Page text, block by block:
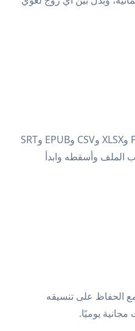
حمّل ملفات PDF وDOCX وPPTX وXLSX وCSV وEPUB وSRT
الملف وأسقطه وابدأ
الحفاظ على تنسيقه
يوميًا.